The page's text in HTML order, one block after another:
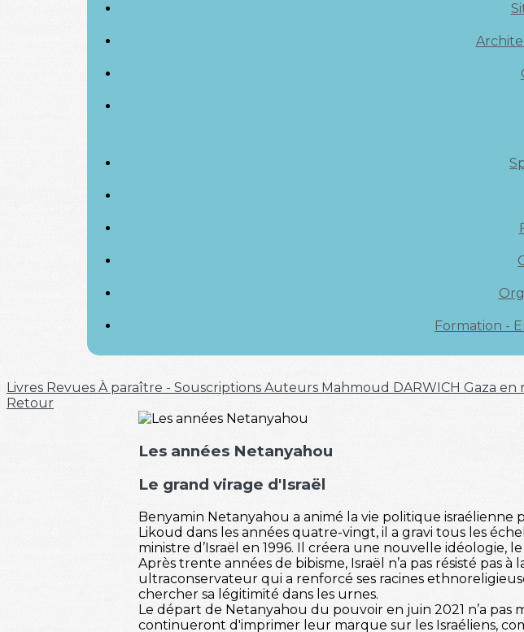
Formation -
Livres Revues À paraître - Souscriptions Auteurs Mahmoud DARWICH Gaza en
Retour
Les années Netanyahou
Le grand virage d'Israël
Benyamin Netanyahou a animé la vie politique
Likoud dans les années quatre-vingt, il a gravi tous les
ministre d’Israël en 1996. Il créera une nouvelle idéologie,
Après trente années de bibisme, Israël n’a pas résisté pas
ultraconservateur qui a renforcé ses racines
chercher sa légitimité dans les urnes.
Le départ de Netanyahou du pouvoir en juin 2021 n’a
continueront d'imprimer leur marque sur les Israéliens,